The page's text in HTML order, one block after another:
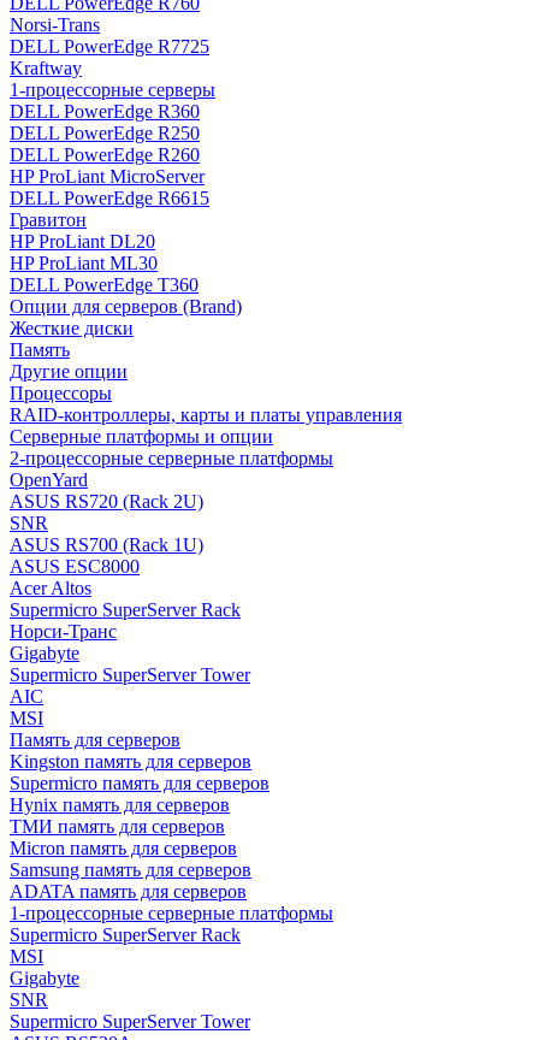
Norsi-Trans
DELL PowerEdge R7725
Kraftway
1-процессорные серверы
DELL PowerEdge R360
DELL PowerEdge R250
DELL PowerEdge R260
HP ProLiant MicroServer
DELL PowerEdge R6615
Гравитон
HP ProLiant DL20
HP ProLiant ML30
DELL PowerEdge T360
Опции для серверов (Brand)
Жесткие диски
Память
Другие опции
Процессоры
RAID-контроллеры, карты и платы управления
Серверные платформы и опции
2-процессорные серверные платформы
OpenYard
ASUS RS720 (Rack 2U)
SNR
ASUS RS700 (Rack 1U)
ASUS ESC8000
Acer Altos
Supermicro SuperServer Rack
Норси-Транс
Gigabyte
Supermicro SuperServer Tower
AIC
MSI
Память для серверов
Kingston память для серверов
Supermicro память для серверов
Hynix память для серверов
ТМИ память для серверов
Micron память для серверов
Samsung память для серверов
ADATA память для серверов
1-процессорные серверные платформы
Supermicro SuperServer Rack
MSI
Gigabyte
SNR
Supermicro SuperServer Tower